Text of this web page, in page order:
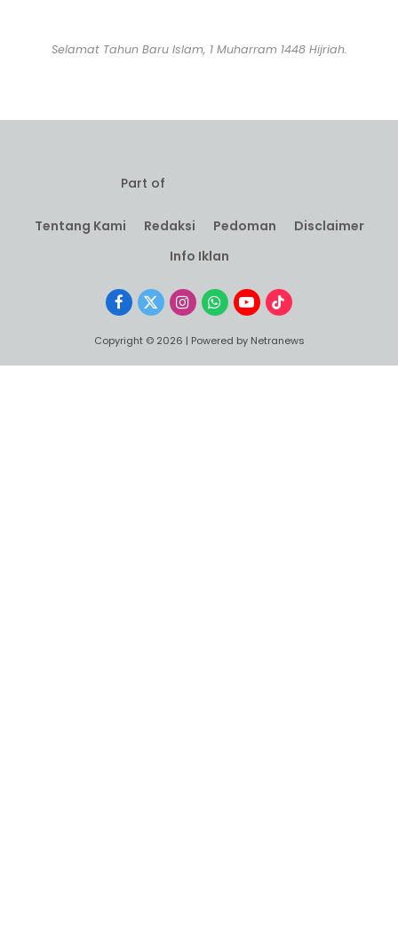
Selamat Tahun Baru Islam, 1 Muharram 1448 Hijriah.
Part of
Tentang Kami Redaksi Pedoman
Disclaimer
Info Iklan
Facebook
X
InstagramWhatsApp
YouTubeTikTok
Copyright © 2026 | Powered by Netranews